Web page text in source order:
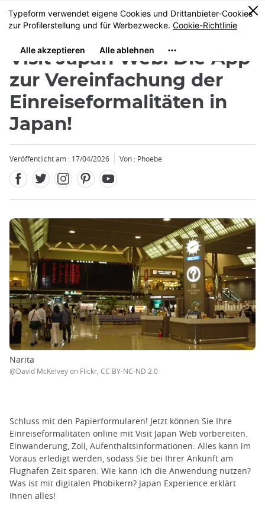
Größe
MENU
0
Visit Japan Web: Die App
zur Vereinfachung der
Einreiseformalitäten in
Japan!
Veröffentlicht am : 17/04/2026 Von : Phoebe
Narita
@David McKelvey on Flickr, CC BY-NC-ND 2.0
Schluss mit den Papierformularen! Jetzt können Sie Ihre
Einreiseformalitäten online mit Visit Japan Web vorbereiten.
Einwanderung, Zoll, Aufenthaltsinformationen: Alles kann im
Voraus erledigt werden, sodass Sie bei Ihrer Ankunft am
Flughafen Zeit sparen. Wie kann ich die Anwendung nutzen?
Was ist mit digitalen Phobikern? Japan Experience erklärt
Ihnen alles!